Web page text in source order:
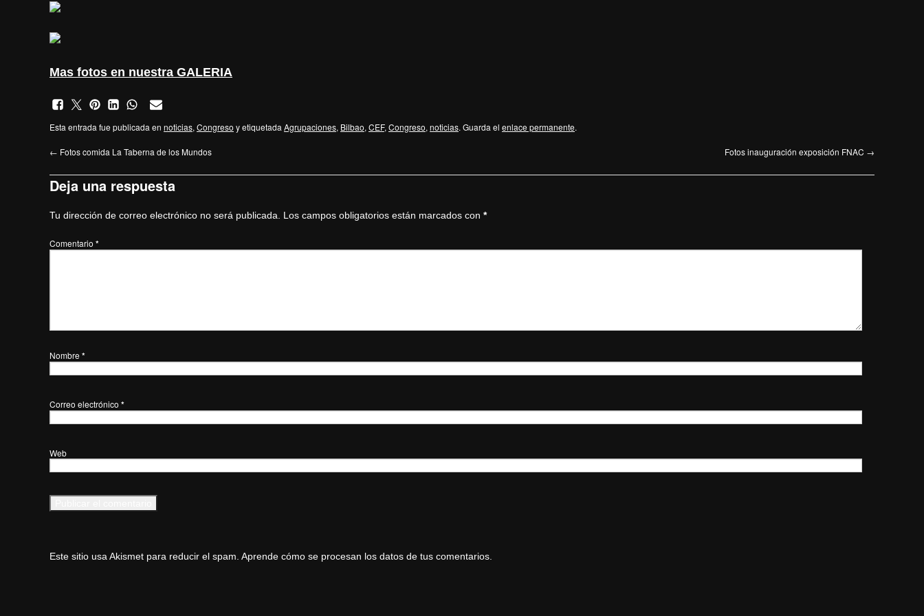
Mas fotos en nuestra GALERIA
Esta entrada fue publicada en noticias, Congreso y etiquetada Agrupaciones, Bilbao, CEF, Congreso, noticias. Guarda el enlace permanente.
← Fotos comida La Taberna de los Mundos Fotos inauguración exposición FNAC →
Deja una respuesta
Tu dirección de correo electrónico no será publicada. Los campos obligatorios están marcados con *
Comentario *
Nombre *
Correo electrónico *
Web
Este sitio usa Akismet para reducir el spam. Aprende cómo se procesan los datos de tus comentarios.